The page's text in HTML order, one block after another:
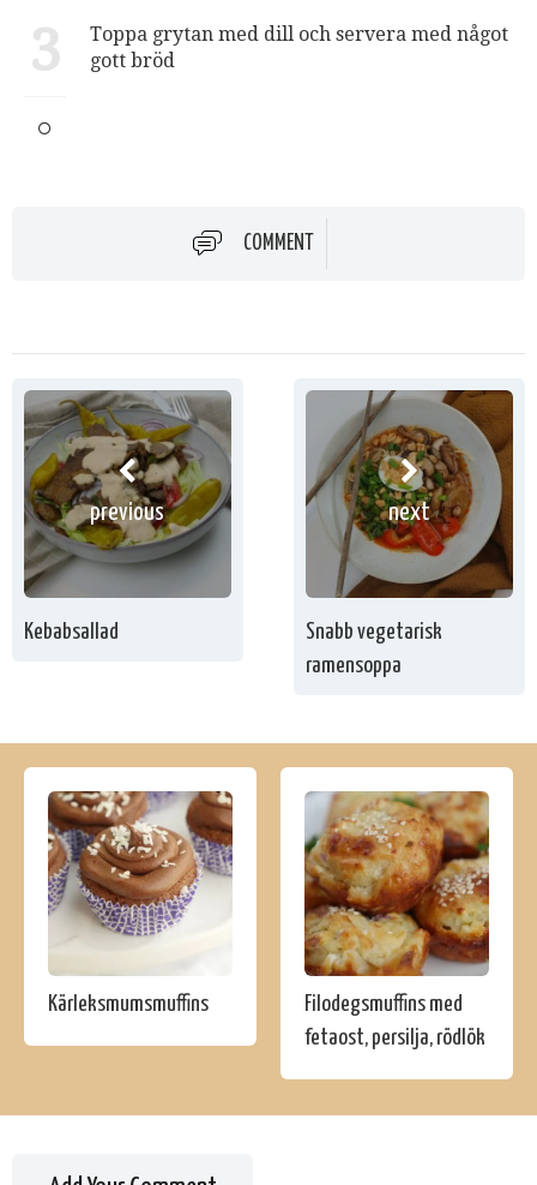
3
Toppa grytan med dill och servera med något
gott bröd
COMMENT
previous
Kebabsallad
next
Snabb vegetarisk
ramensoppa
Kärleksmumsmuffins
Filodegsmuffins med
fetaost, persilja, rödlök